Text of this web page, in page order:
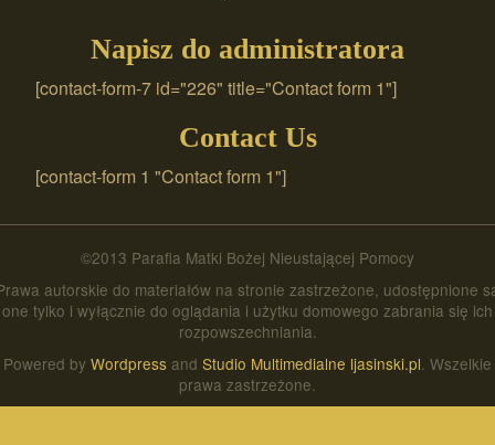
Napisz do administratora
[contact-form-7 id="226" title="Contact form 1"]
Contact Us
[contact-form 1 "Contact form 1"]
©2013 Parafia Matki Bożej Nieustającej Pomocy
autorskie do materiałów na stronie zastrzeżone, udostępnione
one tylko i wyłącznie do oglądania i użytku domowego zabrania się ich
rozpowszechniania.
Powered by Wordpress and Studio Multimedialne ljasinski.pl. Wszelkie
prawa zastrzeżone.